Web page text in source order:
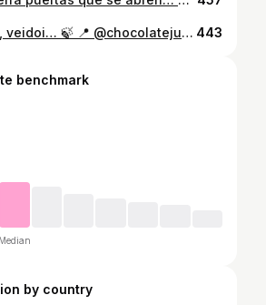
Monte, culebra, veidoi… 🍃 📍 @chocolatejunglerd 443
benchmark
Median
by country